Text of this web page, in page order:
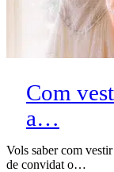
Com
a…
Vols saber com
de convidat o…